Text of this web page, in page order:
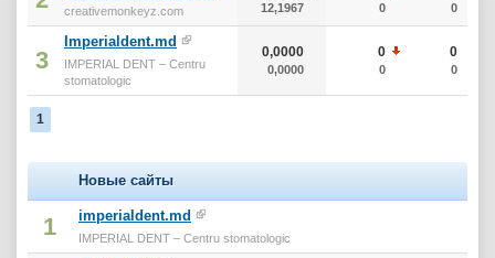
creativemonkeyz.com 12,1967 0 0
3
Imperialdent.md
IMPERIAL DENT – Centru
stomatologic
0,0000
0,0000
0
0
0
0
1
Новые сайты
1 imperialdent.md
IMPERIAL DENT – Centru stomatologic